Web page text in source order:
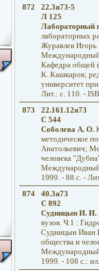
872
22.3я73-5
Л 125
Лабораторный
лабораторных
Журавлев
Международный
Кафедра общей
К. Кашкаров;
университет
Лит.: с. 110. -
873
22.161.12я73
С 544
Соболева А. О.
методическое
Анатольевич;
человека
Международный
1999. - 88 с. -
874
40.3я73
С 892
Судницын И. И.
вузов. Ч.1 :
Судницын Иван
общества и
Международный
1999. - 108 с.: